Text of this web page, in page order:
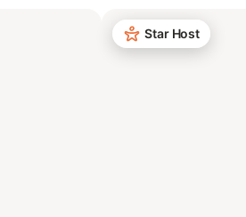
Star Host